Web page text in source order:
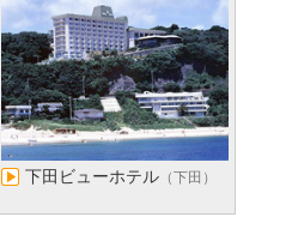
下田ビューホテル （下田）